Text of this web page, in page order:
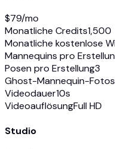
$79/mo
Monatliche Credits1,500
Monatliche kostenlose
Mannequins pro
Posen pro Erstellung3
Ghost-Mannequin-
Videodauer10s
VideoauflösungFull HD
Studio